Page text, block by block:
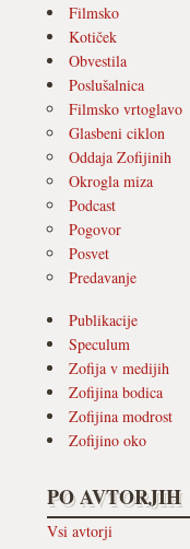
Filmsko
Kotiček
Obvestila
Poslušalnica
Filmsko vrtoglavo
Glasbeni ciklon
Oddaja Zofijinih
Okrogla miza
Podcast
Pogovor
Posvet
Predavanje
Publikacije
Speculum
Zofija v medijih
Zofijina bodica
Zofijina modrost
Zofijino oko
PO AVTORJIH
Vsi avtorji